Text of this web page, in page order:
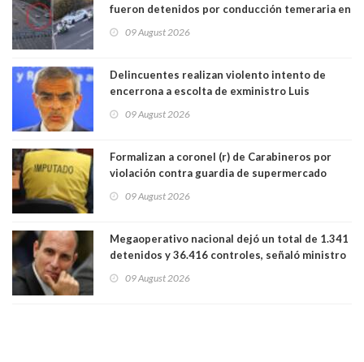
fueron detenidos por conducción temeraria en
09 August 2026
Delincuentes realizan violento intento de
encerrona a escolta de exministro Luis
Lo Espejo
09 August 2026
Formalizan a coronel (r) de Carabineros por
violación contra guardia de supermercado
09 August 2026
Megaoperativo nacional dejó un total de 1.341
detenidos y 36.416 controles, señaló ministro
09 August 2026